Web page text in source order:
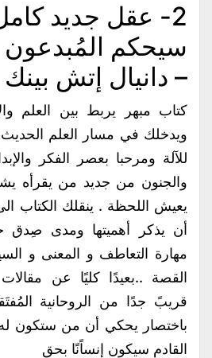
2- عقل جديد
سيحكم المُبدعون
– دانيال إتش بينك
كتاب مبهر يربط بين العلم
ويدخلك في مسار العلم الحديث
للآلة ومرحبا بعصر الفكر
والجنون من جديد من يقرأه
يعيش اللحظة . ينقلك
أن يذكر أهميتها ومدى صِدق
مهارة التعاطف و المعنى و
القصة ..بعيدًا كليًا عن مقالات
قريبً جدًا من الروحانية
باختصار يحكي أن من ستكون
القادم سيكون إنساًنًا بحق